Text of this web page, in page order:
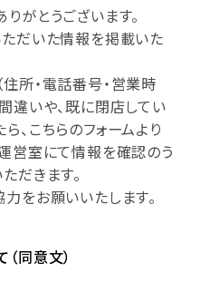
がとうございます。
だいた情報を掲載いた
所・電話番号・営業時
違いや、既に閉店してい
、こちらのフォームより
営室にて情報を確認のう
だきます。
をお願いいたします。
同意文）